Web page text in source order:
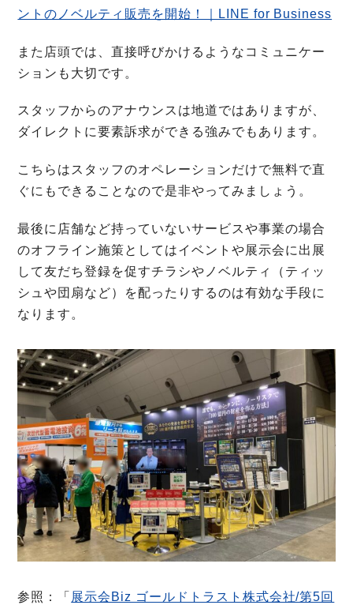
ントのノベルティ販売を開始！｜LINE for Business
また店頭では、直接呼びかけるようなコミュニケー
ションも大切です。
スタッフからのアナウンスは地道ではありますが、
ダイレクトに要素訴求ができる強みでもあります。
こちらはスタッフのオペレーションだけで無料で直
ぐにもできることなので是非やってみましょう。
最後に店舗など持っていないサービスや事業の場合
のオフライン施策としてはイベントや展示会に出展
して友だち登録を促すチラシやノベルティ（ティッ
シュや団扇など）を配ったりするのは有効な手段に
なります。
参照：「 展示会Biz ゴールドトラスト株式会社/第5回